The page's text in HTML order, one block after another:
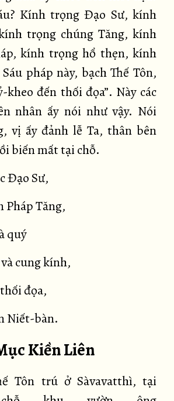
Kính trọng Đạo Sư, kính
trọng chúng Tăng, kính
kính trọng hổ thẹn, kính
pháp này, bạch Thế Tôn,
kheo đến thối đọa”. Này các
nhân ấy nói như vậy. Nói
vị ấy đảnh lễ Ta, thân bên
biến mất tại chỗ.
Đạo Sư,
Pháp Tăng,
quý
cung kính,
đọa,
Niết-bàn.
Kiền Liên
Tôn trú ở Sàvavatthì, tại